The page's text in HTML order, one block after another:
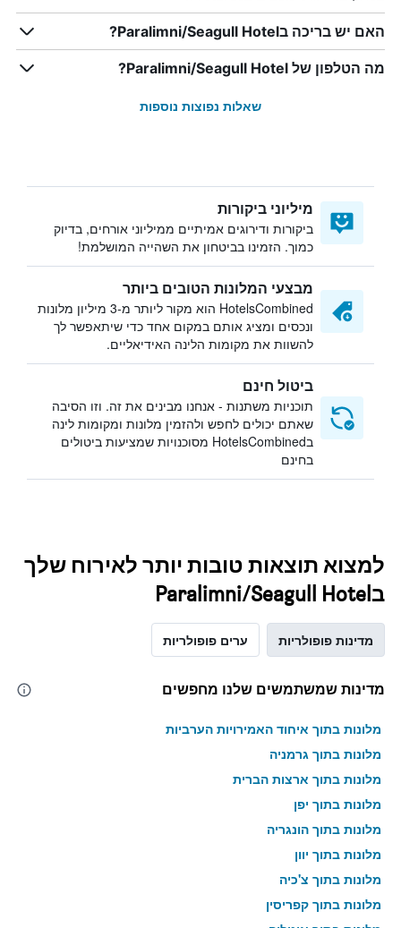
האם יש בריכה בParalimni/Seagull Hotel?
מה הטלפון של Paralimni/Seagull Hotel?
שאלות נפוצות נוספות
מיליוני ביקורות
ביקורות ודירוגים אמיתיים ממיליוני אורחים, בדיוק
כמוך. הזמינו בביטחון את השהייה המושלמת!
מבצעי המלונות הטובים ביותר
HotelsCombined הוא מקור ליותר מ-3 מיליון מלונות
ונכסים ומציג אותם במקום אחד כדי שיתאפשר לך
להשוות את מקומות הלינה האידיאליים.
ביטול חינם
תוכניות משתנות - אנחנו מבינים את זה. וזו הסיבה
שאתם יכולים לחפש ולהזמין מלונות ומקומות לינה
בHotelsCombined מסוכנויות שמציעות ביטולים
בחינם
למצוא תוצאות טובות יותר לאירוח שלך
בParalimni/Seagull Hotel
מדינות פופולריות ערים פופולריות
מדינות שמשתמשים שלנו מחפשים
מלונות בתוך איחוד האמירויות הערביות
מלונות בתוך גרמניה
מלונות בתוך ארצות הברית
מלונות בתוך יפן
מלונות בתוך הונגריה
מלונות בתוך יוון
מלונות בתוך צ'כיה
מלונות בתוך קפריסין